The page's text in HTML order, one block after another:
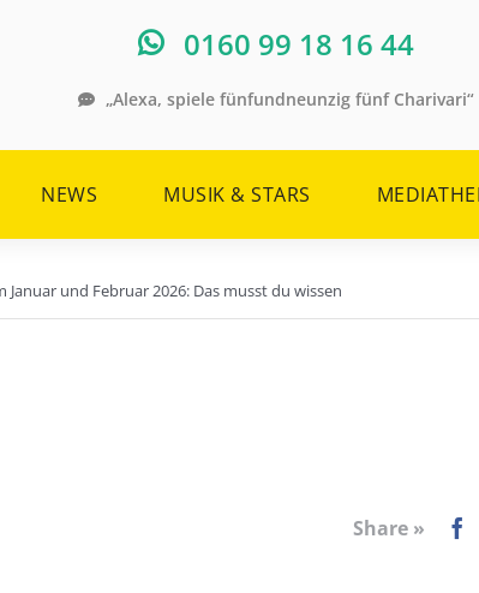
0160 99 18 16 44
„Alexa, spiele fünfundneunzig fünf Charivari“
NEWS MUSIK & STARS
und Februar 2026: Das musst du wissen
Share »